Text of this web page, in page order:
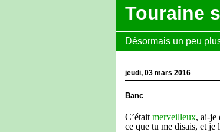
Touraine
Désormais un peu
jeudi, 03 mars 2016
Banc
C’était merveilleux, ai-je
ce que tu me disais, et je